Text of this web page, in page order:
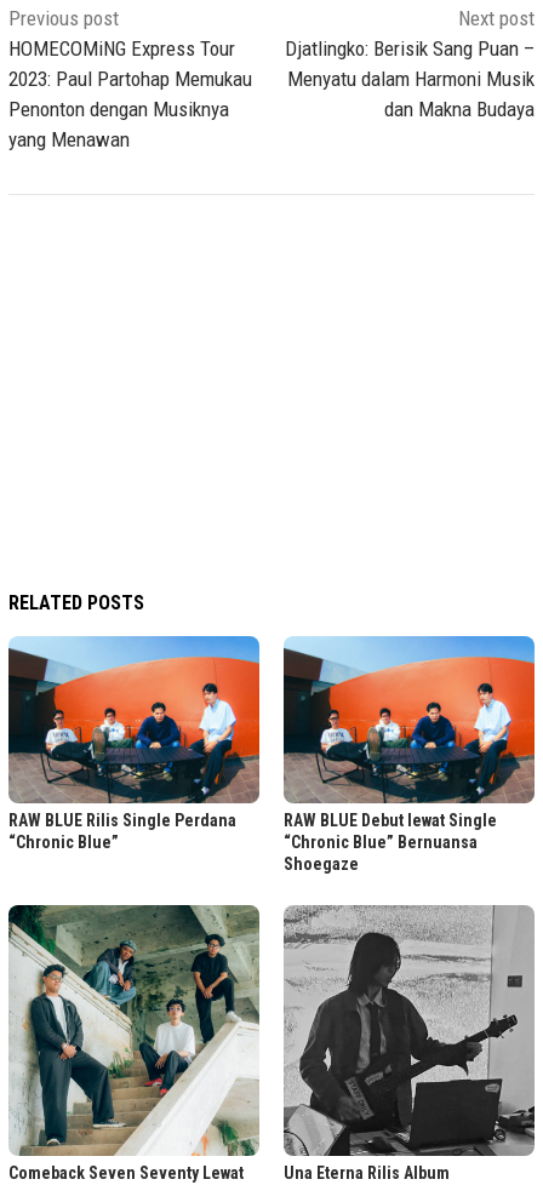
Post
navigation
Previous post
HOMECOMiNG Express Tour
2023: Paul Partohap Memukau
Penonton dengan Musiknya
yang Menawan
Next post
Djatlingko: Berisik Sang Puan –
Menyatu dalam Harmoni Musik
dan Makna Budaya
RELATED POSTS
RAW BLUE Rilis Single Perdana
“Chronic Blue”
RAW BLUE Debut lewat Single
“Chronic Blue” Bernuansa
Shoegaze
Comeback Seven Seventy Lewat
Una Eterna Rilis Album